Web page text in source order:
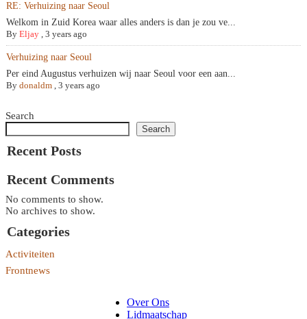
RE: Verhuizing naar Seoul
Welkom in Zuid Korea waar alles anders is dan je zou ve...
By Eljay , 3 years ago
Verhuizing naar Seoul
Per eind Augustus verhuizen wij naar Seoul voor een aan...
By donaldm , 3 years ago
Search
Search
Recent Posts
Recent Comments
No comments to show.
No archives to show.
Categories
Activiteiten
Frontnews
Over Ons
Lidmaatschap